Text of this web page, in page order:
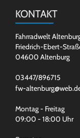
KONTAKT
Fahrradwelt
Friedrich-Ebert-
04600 Altenburg
03447/896715
fw-
Montag - Freitag
09:00 - 18:00 Uhr